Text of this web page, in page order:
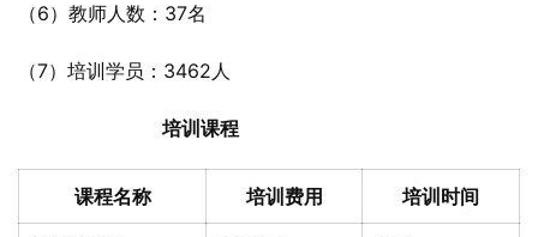
（6）教师人数：37名
（7）培训学员：3462人
培训课程
课程名称 培训费用 培训时间